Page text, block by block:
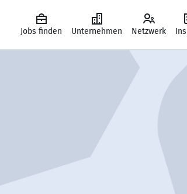
Jobs finden Unternehmen Netzwerk